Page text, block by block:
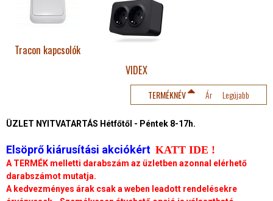
Tracon kapcsolók
VIDEX
TERMÉKNÉV Ár Legújabb
ÜZLET NYITVATARTÁS Hétfőtől - Péntek 8-17h.
Elsöprő kiárusítási akciókért KATT IDE !
A TERMÉK melletti darabszám az üzletben azonnal elérhető
darabszámot mutatja.
A kedvezményes árak csak a weben leadott rendelésekre